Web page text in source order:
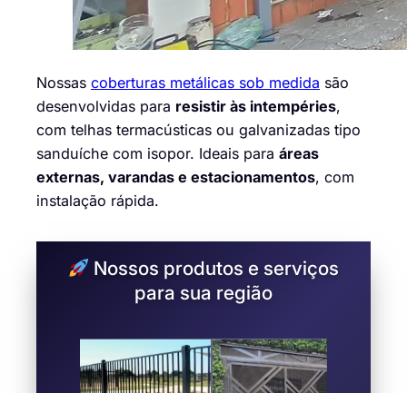
Nossas coberturas metálicas sob medida são
desenvolvidas para resistir às intempéries,
com telhas termacústicas ou galvanizadas tipo
sanduíche com isopor. Ideais para áreas
externas, varandas e estacionamentos, com
instalação rápida.
Nossos produtos e serviços
para sua região